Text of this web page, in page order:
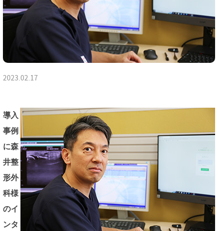
2023.02.17
導入
事例
に森
井整
形外
科様
のイ
ンタ